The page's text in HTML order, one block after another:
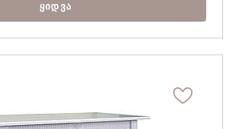
ᲧᲘᲓᲕᲐ